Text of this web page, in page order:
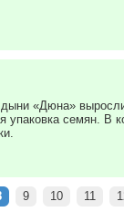
«Дюна»
упаковка семян. В
9 10 11